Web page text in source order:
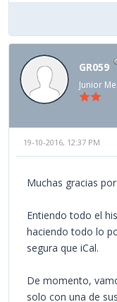
GR059
Junior
19-10-2016, 12:37 PM
Muchas gracias
Entiendo todo el
haciendo todo lo
segura que iCal.
De momento,
solo con una de